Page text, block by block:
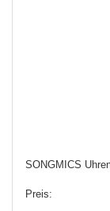
SONGMICS